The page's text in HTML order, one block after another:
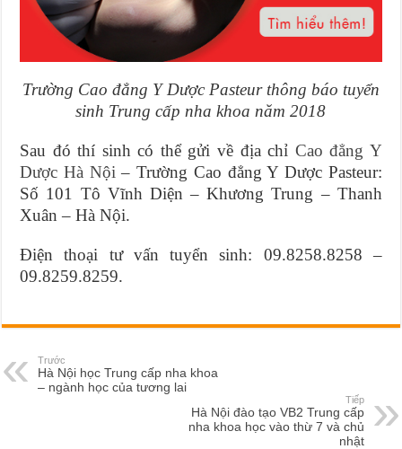
Trường Cao đẳng Y Dược Pasteur thông báo tuyển
sinh Trung cấp nha khoa năm 2018
Sau đó thí sinh có thể gửi về địa chỉ Cao đẳng Y
Dược Hà Nội – Trường Cao đẳng Y Dược Pasteur:
Số 101 Tô Vĩnh Diện – Khương Trung – Thanh
Xuân – Hà Nội.
Điện thoại tư vấn tuyển sinh: 09.8258.8258 –
09.8259.8259.
Trước
Hà Nội học Trung cấp nha khoa
– ngành học của tương lai
Tiếp
Hà Nội đào tạo VB2 Trung cấp
nha khoa học vào thừ 7 và chủ
nhật